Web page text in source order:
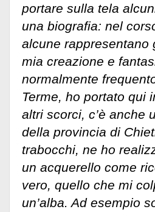
portare sulla tela
una biografia: nel
alcune rappresentano
mia creazione e
normalmente
Terme, ho portato qui
altri scorci, c’è anche
della provincia di
trabocchi, ne ho
un acquerello come
vero, quello che mi
un’alba. Ad esempio